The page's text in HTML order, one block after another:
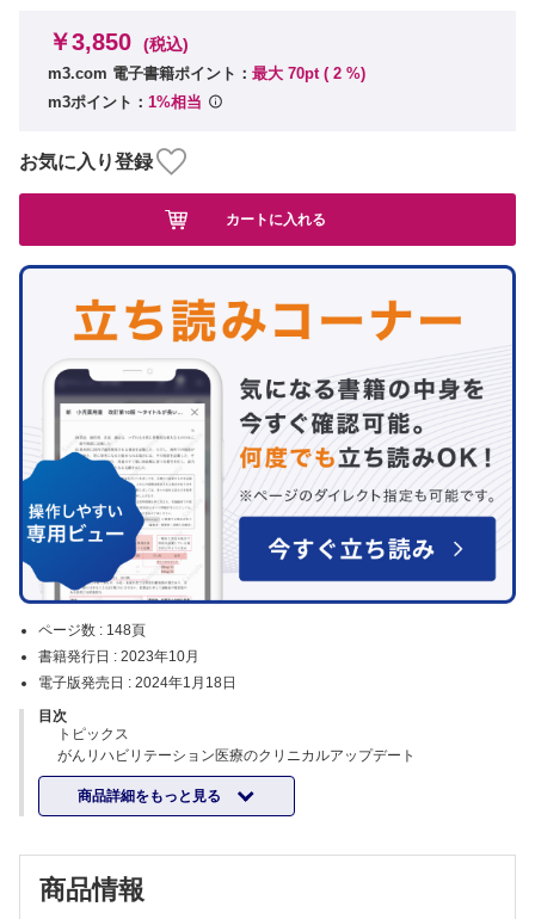
ページ数 : 148頁
書籍発行日 : 2023年10月
電子版発売日 : 2024年1月18日
目次
トピックス
がんリハビリテーション医療のクリニカルアップデート
日本大学医学部リハビリテーション医学分野 新見 昌央
エルゴノミクスを学ぼう─人間工学と内視鏡
医療法人山下病院消化器内科 松崎 一平，他
特集 潰瘍性大腸炎について基本から最新まで改めて学んでみよう
序文
商品詳細をもっと見る
￥3,850 (税込)
m3.com 電子書籍ポイント： 最大 70pt ( 2 %)
m3ポイント： 1%相当
お気に入り登録
カートに入れる
商品情報